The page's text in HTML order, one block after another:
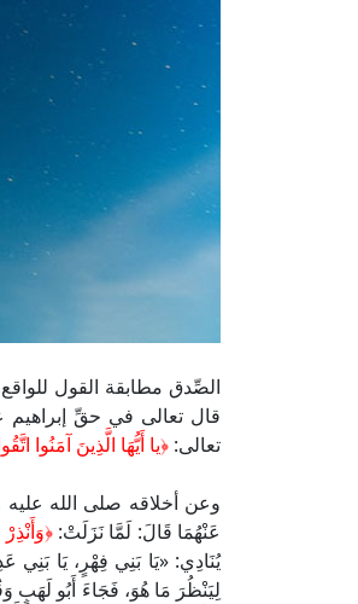
الصِّدق مطابقة القول
قال تعالى في حقِّ إبراهيم
تعالى: ﴿يا أَيُّهَا الَّذِينَ آمَنُوا
وعن أخلاقه صلى الله
عَنْهُمَا قَالَ: لَمَّا نَزَلَتْ:﴿
يُنَادِي: «يَا بَنِي فِهْرٍ، يَا
لِيَنْظُرَ مَا هُوَ، فَجَاءَ أَبُو لَهَبٍ